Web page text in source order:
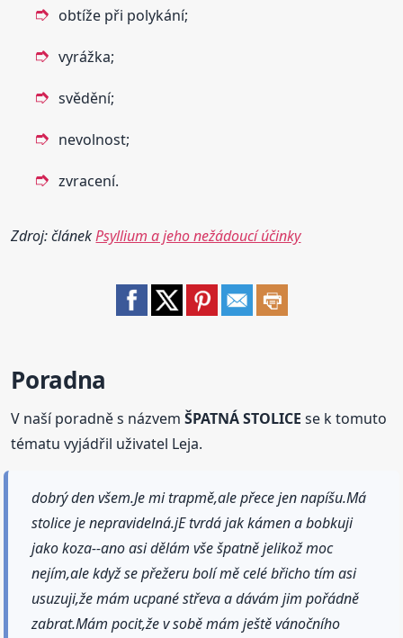
obtíže při polykání;
vyrážka;
svědění;
nevolnost;
zvracení.
Zdroj: článekPsyllium a jeho nežádoucí účinky
Poradna
V naší poradně s názvemŠPATNÁ STOLICE se k tomuto
tématu vyjádřil uživatel Leja.
dobrý den všem.Je mi trapmě,ale přece jen napíšu.Má
stolice je nepravidelná.jE tvrdá jak kámen a bobkuji
jako koza--ano asi dělám vše špatně jelikož moc
nejím,ale když se přežeru bolí mě celé břicho tím asi
usuzuji,že mám ucpané střeva a dávám jim pořádně
zabrat.Mám pocit,že v sobě mám ještě vánočního